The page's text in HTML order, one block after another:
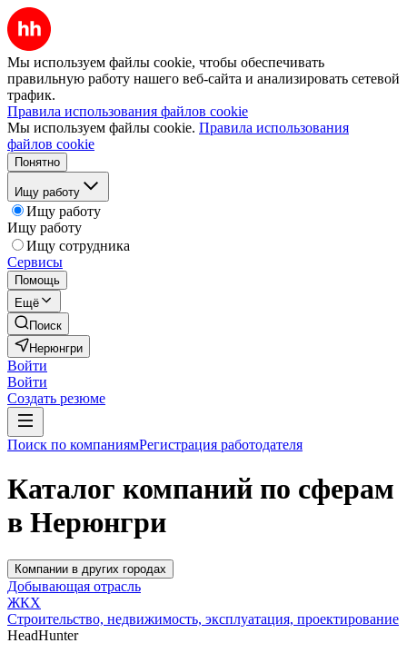
Мы используем файлы cookie, чтобы обеспечивать
правильную работу нашего веб-сайта и анализировать сетевой
трафик.
Правила использования файлов cookie
Мы используем файлы cookie. Правила использования
файлов cookie
Понятно
Ищу работу
Ищу работу
Ищу работу
Ищу сотрудника
Сервисы
Помощь
Ещё
Поиск
Нерюнгри
Войти
Войти
Создать резюме
Поиск по компаниямРегистрация работодателя
Каталог компаний по сферам
в Нерюнгри
Компании в других городах
Добывающая отрасль
ЖКХ
Строительство, недвижимость, эксплуатация, проектирование
HeadHunter